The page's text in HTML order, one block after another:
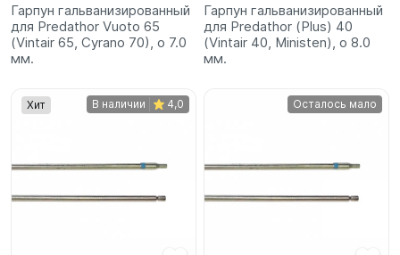
Гарпун гальванизированный
для Predathor Vuoto 65
(Vintair 65, Cyrano 70), o 7.0
мм.
Гарпун гальванизированный
для Predathor (Plus) 40
(Vintair 40, Ministen), o 8.0
мм.
Хит В наличии 4,0 Осталось мало